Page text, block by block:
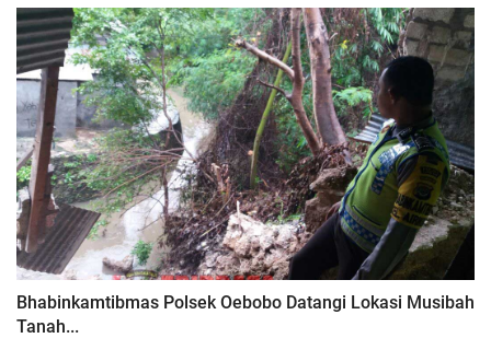
Bhabinkamtibmas Polsek Oebobo Datangi Lokasi Musibah
Tanah...